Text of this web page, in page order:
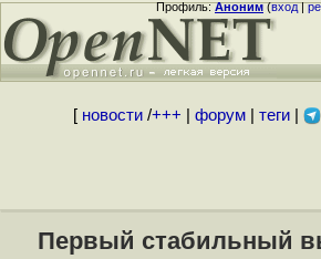
Профиль:Аноним(вход|
[ новости/+++ форум| теги|
Первый стабильный